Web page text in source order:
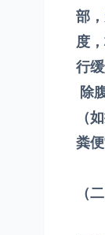
部
度
行
除
（
粪
（